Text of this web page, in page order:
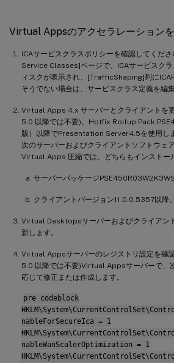
Virtual Appsのアクセラレーション
ICAサービスクラスポリシーを確認してくだ
Service Classes]ページで、ICAサービスク
ィスクが表示され、[TrafficShaping]列に
そうでない場合は、サービスクラス定義を編集
Virtual Apps 4.x サーバーとクライアントを
5.0 以降では不要)。Hotfix Rollup Pack
版）以降でPresentation Server4.5を使用し
次のサーバーおよびクライアントソフトウェ
Virtual Apps 圧縮では、どちらもインストー
サーバーパッケージ
クライアントバージョン11.0.0.5357以降。
Virtual Desktopsサーバーおよびクライアン
新します。
Virtual Appsサーバーのレジストリ設定を確
5.0 以降では不要)Virtual Appsサーバーで、
応じて修正または作成します。
pre codeblock
nableForSecureIca = 1
nableWanScalerOptimization = 1